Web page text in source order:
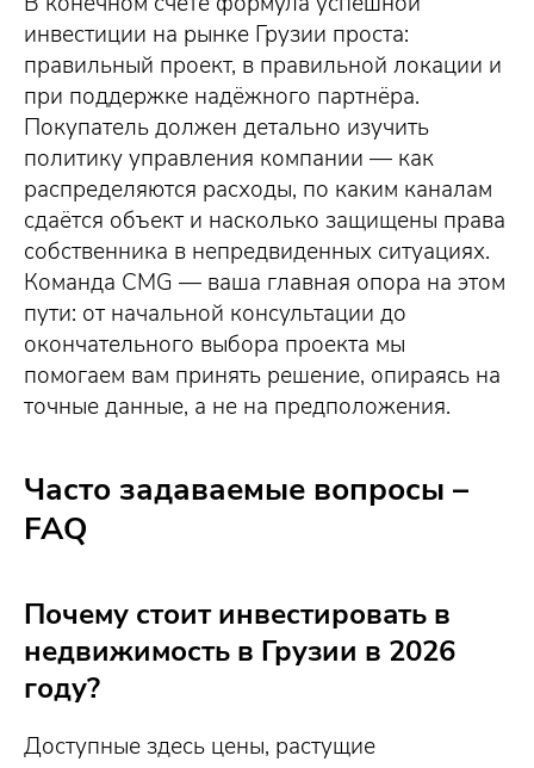
инвестиции на рынке Грузии проста:
правильный проект, в правильной локации и
при поддержке надёжного партнёра.
Покупатель должен детально изучить
политику управления компании — как
распределяются расходы, по каким каналам
сдаётся объект и насколько защищены права
собственника в непредвиденных ситуациях.
Команда CMG — ваша главная опора на этом
пути: от начальной консультации до
окончательного выбора проекта мы
помогаем вам принять решение, опираясь на
точные данные, а не на предположения.
Часто задаваемые вопросы –
FAQ
Почему стоит инвестировать в
недвижимость в Грузии в 2026
году?
Доступные здесь цены, растущие